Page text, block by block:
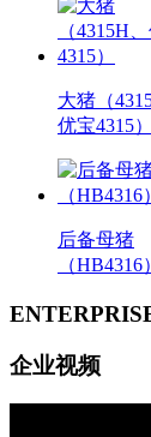
大猪（
优宝4315）
后备母猪
（HB4316）
企业视频